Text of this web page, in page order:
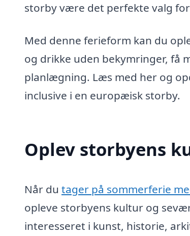
storby være det perfekte valg
Med denne ferieform kan du
og drikke uden bekymringer, få
planlægning. Læs med her og
inclusive i en europæisk storby.
Oplev storbyens
Når du tager på sommerferie
opleve storbyens kultur og
interesseret i kunst, historie,